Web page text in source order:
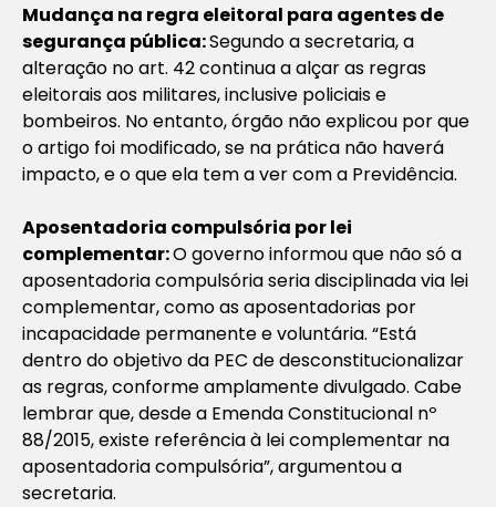
Mudança na regra eleitoral para agentes de
segurança pública:Segundo a secretaria, a
alteração no art. 42 continua a alçar as regras
eleitorais aos militares, inclusive policiais e
bombeiros. No entanto, órgão não explicou por que
o artigo foi modificado, se na prática não haverá
impacto, e o que ela tem a ver com a Previdência.
Aposentadoria compulsória por lei
complementar:O governo informou que não só a
aposentadoria compulsória seria disciplinada via lei
complementar, como as aposentadorias por
incapacidade permanente e voluntária. “Está
dentro do objetivo da PEC de desconstitucionalizar
as regras, conforme amplamente divulgado. Cabe
lembrar que, desde a Emenda Constitucional nº
88/2015, existe referência à lei complementar na
aposentadoria compulsória”, argumentou a
secretaria.